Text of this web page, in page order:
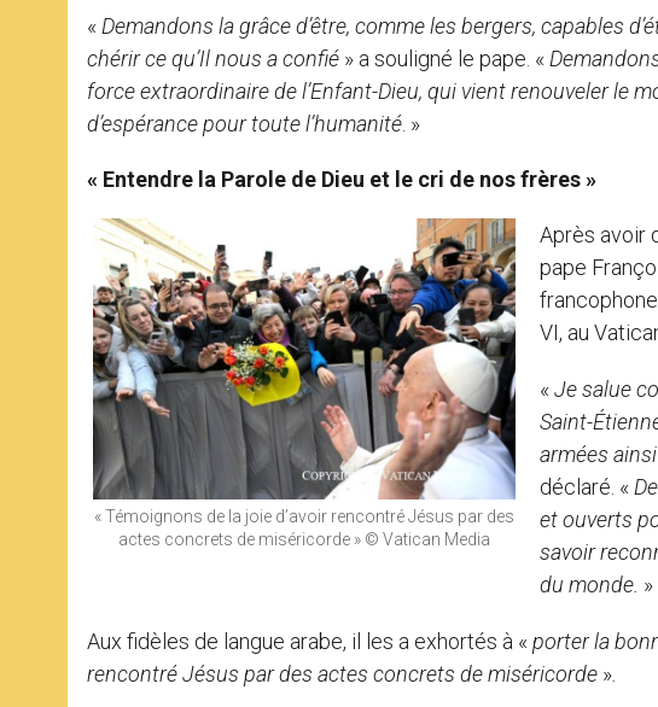
« Demandons la grâce d’être, comme les bergers, capables
chérir ce qu’Il nous a confié » a souligné le pape. «
force extraordinaire de l’Enfant-Dieu, qui vient renouveler le
d’espérance pour toute l’humanité . »
« Entendre la Parole de Dieu et le cri de nos frères »
« Témoignons de la joie d’avoir rencontré Jésus par des
actes concrets de miséricorde » © Vatican Media
Après avoir
pape
VI, au
« Je salue
Saint-
armées
déclaré. «
et ouverts
savoir
du monde. »
Aux fidèles de langue arabe, il les a exhortés à « porter la
rencontré Jésus par des actes concrets de miséricorde »